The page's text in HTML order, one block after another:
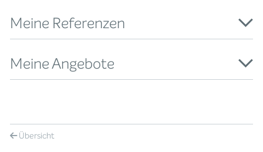
Meine Referenzen
Meine Angebote
Übersicht